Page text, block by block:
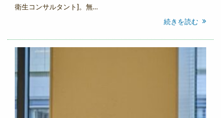
衛生コンサルタント]。無…
続きを読む